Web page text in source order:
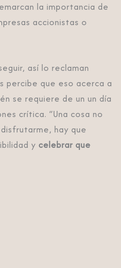
la importancia de
accionistas o
así lo reclaman
percibe que eso acerca a
se requiere de un un día
crítica. “Una cosa no
hay que
y celebrar que